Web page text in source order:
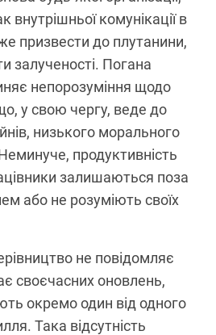
внутрішньої комунікації в
призвести до плутанини,
залученості. Погана
непорозуміння щодо
у свою чергу, веде до
низького морального
продуктивність
залишаються поза
або не розуміють своїх
не повідомляє
своєчасних оновлень,
окремо один від одного
Така відсутність